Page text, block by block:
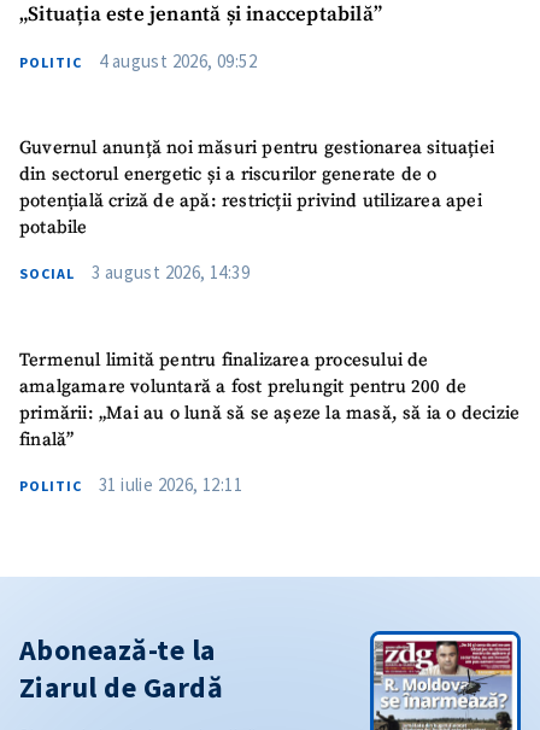
„Situația este jenantă și inacceptabilă”
POLITIC 4 august 2026, 09:52
Guvernul anunță noi măsuri pentru gestionarea situației
din sectorul energetic și a riscurilor generate de o
potențială criză de apă: restricții privind utilizarea apei
potabile
SOCIAL 3 august 2026, 14:39
Termenul limită pentru finalizarea procesului de
amalgamare voluntară a fost prelungit pentru 200 de
primării: „Mai au o lună să se așeze la masă, să ia o decizie
finală”
POLITIC 31 iulie 2026, 12:11
Abonează-te la
Ziarul de Gardă